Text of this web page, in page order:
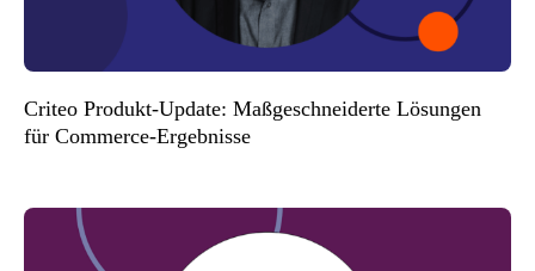
Criteo Produkt-Update: Maßgeschneiderte Lösungen
für Commerce-Ergebnisse